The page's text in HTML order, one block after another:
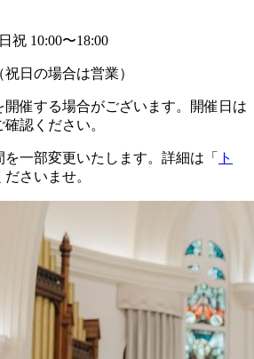
祝 10:00〜18:00
日の場合は営業）
催する場合がございます。開催日は
確認ください。
一部変更いたします。詳細は「
ト
さいませ。